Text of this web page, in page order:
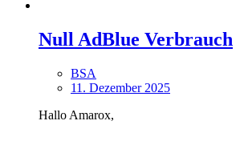
Null AdBlue Verbrauch
BSA
11. Dezember 2025
Hallo Amarox,